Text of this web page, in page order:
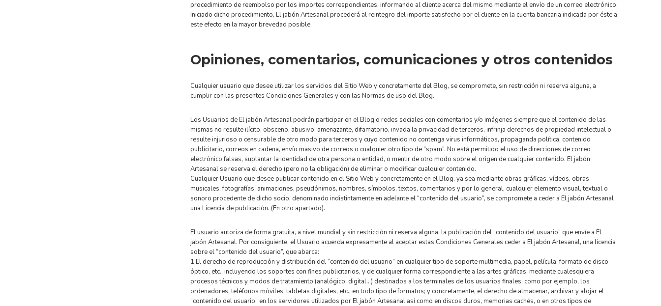
procedimiento de reembolso por los importes correspondientes, informando al cliente acerca del mismo mediante el envío de un correo electrónico.
Iniciado dicho procedimiento, El jabón Artesanal procederá al reintegro del importe satisfecho por el cliente en la cuenta bancaria indicada por éste a
este efecto en la mayor brevedad posible.
Opiniones, comentarios, comunicaciones y otros contenidos
Cualquier usuario que desee utilizar los servicios del Sitio Web y concretamente del Blog, se compromete, sin restricción ni reserva alguna, a
cumplir con las presentes Condiciones Generales y con las Normas de uso del Blog.
Los Usuarios de El jabón Artesanal podrán participar en el Blog o redes sociales con comentarios y/o imágenes siempre que el contenido de las
mismas no resulte ilícito, obsceno, abusivo, amenazante, difamatorio, invada la privacidad de terceros, infrinja derechos de propiedad intelectual o
resulte injurioso o censurable de otro modo para terceros y cuyo contenido no contenga virus informáticos, propaganda política, contenido
publicitario, correos en cadena, envío masivo de correos o cualquier otro tipo de “spam”. No está permitido el uso de direcciones de correo
electrónico falsas, suplantar la identidad de otra persona o entidad, o mentir de otro modo sobre el origen de cualquier contenido. El jabón
Artesanal se reserva el derecho (pero no la obligación) de eliminar o modificar cualquier contenido.
Cualquier Usuario que desee publicar contenido en el Sitio Web y concretamente en el Blog, ya sea mediante obras gráficas, vídeos, obras
musicales, fotografías, animaciones, pseudónimos, nombres, símbolos, textos, comentarios y por lo general, cualquier elemento visual, textual o
sonoro procedente de dicho socio, denominado indistintamente en adelante el “contenido del usuario”, se compromete a ceder a El jabón Artesanal
una Licencia de publicación. (En otro apartado).
El usuario autoriza de forma gratuita, a nivel mundial y sin restricción ni reserva alguna, la publicación del “contenido del usuario” que envíe a El
jabón Artesanal. Por consiguiente, el Usuario acuerda expresamente al aceptar estas Condiciones Generales ceder a El jabón Artesanal, una licencia
sobre el “contenido del usuario”, que abarca:
1.El derecho de reproducción y distribución del “contenido del usuario” en cualquier tipo de soporte multimedia, papel, película, formato de disco
óptico, etc., incluyendo los soportes con fines publicitarios, y de cualquier forma correspondiente a las artes gráficas, mediante cualesquiera
procesos técnicos y modos de tratamiento (analógico, digital…) destinados a los terminales de los usuarios finales, como por ejemplo, los
ordenadores, teléfonos móviles, tabletas digitales, etc., en todo tipo de formatos; y concretamente, el derecho de almacenar, archivar y alojar el
“contenido del usuario” en los servidores utilizados por El jabón Artesanal así como en discos duros, memorias cachés, o en otros tipos de